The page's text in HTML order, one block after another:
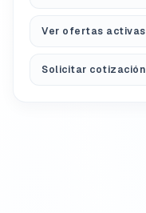
Ver ofertas activas
Solicitar cotización